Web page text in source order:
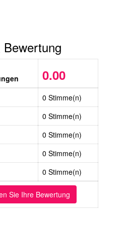
Bewertung
0.00
0 Stimme(n)
0 Stimme(n)
0 Stimme(n)
0 Stimme(n)
0 Stimme(n)
Sie Ihre Bewertung